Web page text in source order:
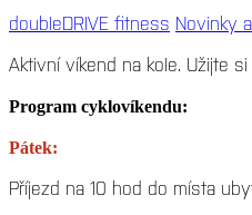
doubleDRIVE fitness Novinky
Aktivní víkend na kole. Užijte
Program cyklovíkendu:
Pátek:
Příjezd na 10 hod do místa